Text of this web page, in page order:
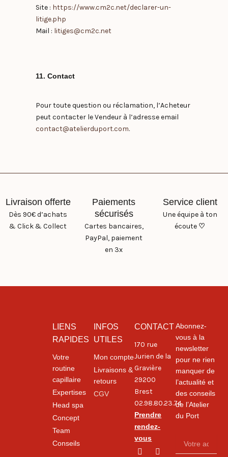
Site : https://www.cm2c.net/declarer-un-
litige.php
Mail : litiges@cm2c.net
11. Contact
Pour toute question ou réclamation, l’Acheteur
peut contacter le Vendeur à l’adresse email
contact@atelierduport.com.
Livraison offerte
Dès 90€ d’achats
& Click & Collect
Paiements
sécurisés
Cartes bancaires,
PayPal, paiement
en 3x
Service client
Une équipe à ton
écoute ♡
LIENS
RAPIDES
Votre
routine
capillaire
Expertises
Head spa
Concept
Team
Conseils
INFOS
UTILES
Mon compte
Livraisons &
retours
CGV
CONTACT
170 rue
Jurien de la
Gravière
29200
Brest
02.98.80.23.74
Prendre
rendez-
vous
Abonnez-
vous à la
newsletter
pour ne rien
manquer de
l’actualité et
des conseils
de l’Atelier
du Port
adresse